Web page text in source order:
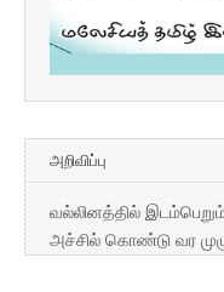
அறிவிப்பு
வல்லினத்தில்
அச்சில் கொண்டு வர